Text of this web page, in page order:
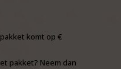
komt op €
pakket? Neem dan